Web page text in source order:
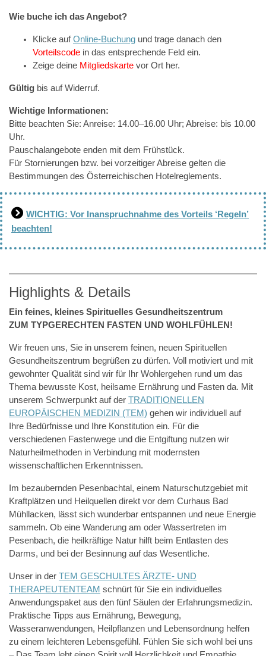
Wie buche ich das Angebot?
Klicke aufOnline-Buchung und trage danach den
Vorteilscode in das entsprechende Feld ein.
Zeige deine Mitgliedskarte vor Ort her.
Gültig bis auf Widerruf.
Wichtige Informationen:
Bitte beachten Sie: Anreise: 14.00–16.00 Uhr; Abreise: bis 10.00
Uhr.
Pauschalangebote enden mit dem Frühstück.
Für Stornierungen bzw. bei vorzeitiger Abreise gelten die
Bestimmungen des Österreichischen Hotelreglements.
WICHTIG: Vor Inanspruchnahme des Vorteils ‘Regeln’
beachten!
Highlights & Details
Ein feines, kleines Spirituelles Gesundheitszentrum
ZUM TYPGERECHTEN FASTEN UND WOHLFÜHLEN!
Wir freuen uns, Sie in unserem feinen, neuen Spirituellen
Gesundheitszentrum begrüßen zu dürfen. Voll motiviert und mit
gewohnter Qualität sind wir für Ihr Wohlergehen rund um das
Thema bewusste Kost, heilsame Ernährung und Fasten da. Mit
unserem Schwerpunkt auf der TRADITIONELLEN
EUROPÄISCHEN MEDIZIN (TEM) gehen wir individuell auf
Ihre Bedürfnisse und Ihre Konstitution ein. Für die
verschiedenen Fastenwege und die Entgiftung nutzen wir
Naturheilmethoden in Verbindung mit modernsten
wissenschaftlichen Erkenntnissen.
Im bezaubernden Pesenbachtal, einem Naturschutzgebiet mit
Kraftplätzen und Heilquellen direkt vor dem Curhaus Bad
Mühllacken, lässt sich wunderbar entspannen und neue Energie
sammeln. Ob eine Wanderung am oder Wassertreten im
Pesenbach, die heilkräftige Natur hilft beim Entlasten des
Darms, und bei der Besinnung auf das Wesentliche.
Unser in der TEM GESCHULTES ÄRZTE- UND
THERAPEUTENTEAM schnürt für Sie ein individuelles
Anwendungspaket aus den fünf Säulen der Erfahrungsmedizin.
Praktische Tipps aus Ernährung, Bewegung,
Wasseranwendungen, Heilpflanzen und Lebensordnung helfen
zu einem leichteren Lebensgefühl. Fühlen Sie sich wohl bei uns